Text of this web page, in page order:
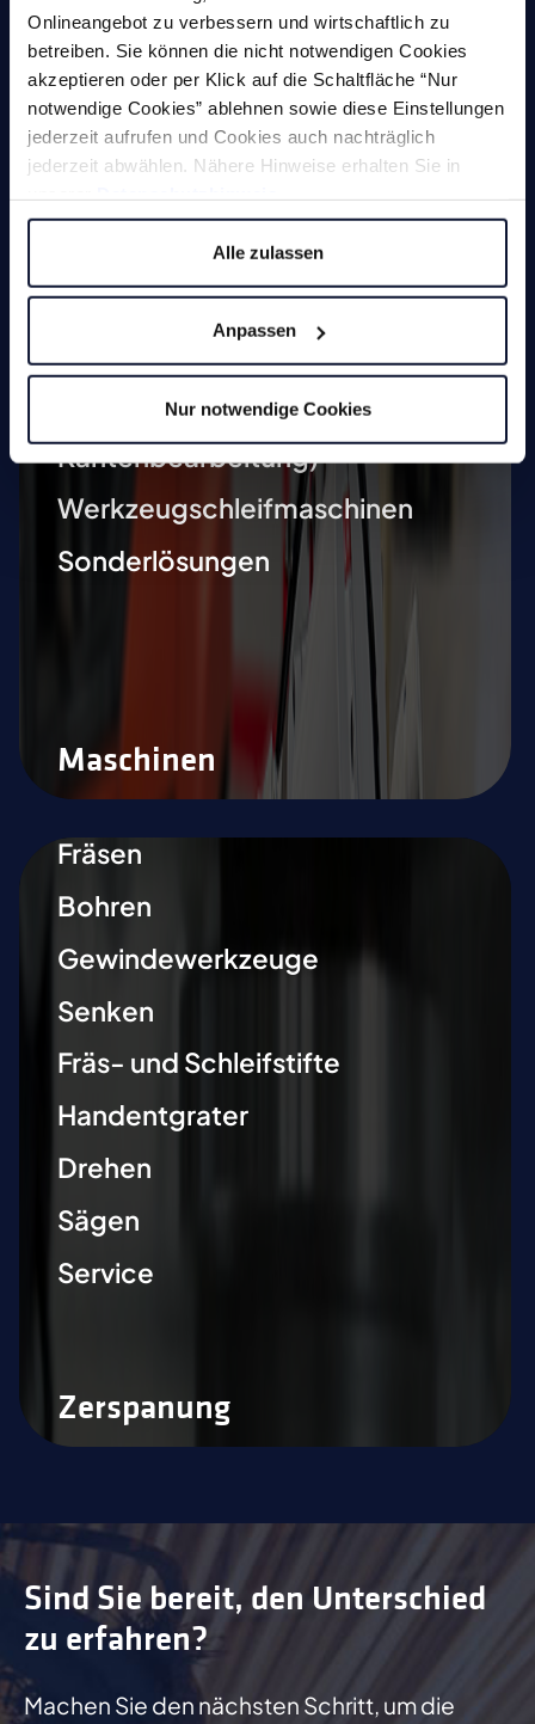
Onlineangebot zu verbessern und wirtschaftlich zu
betreiben. Sie können die nicht notwendigen Cookies
akzeptieren oder per Klick auf die Schaltfläche “Nur
notwendige Cookies” ablehnen sowie diese Einstellungen
jederzeit aufrufen und Cookies auch nachträglich
jederzeit abwählen. Nähere Hinweise erhalten Sie in
Alle zulassen
Anpassen
Nur notwendige Cookies
Magnete
Entgratmaschinen
(undefinierte
Kantenbearbeitung)
Durchlaufentgratmaschine
Gleitschleifmaschinen
Anfasmaschinen (definierte
Kantenbearbeitung)
Werkzeugschleifmaschinen
Sonderlösungen
Maschinen
Fräsen
Bohren
Gewindewerkzeuge
Senken
Fräs- und Schleifstifte
Handentgrater
Drehen
Sägen
Service
Zerspanung
Sind Sie bereit, den Unterschied
zu erfahren?
Machen Sie den nächsten Schritt, um die